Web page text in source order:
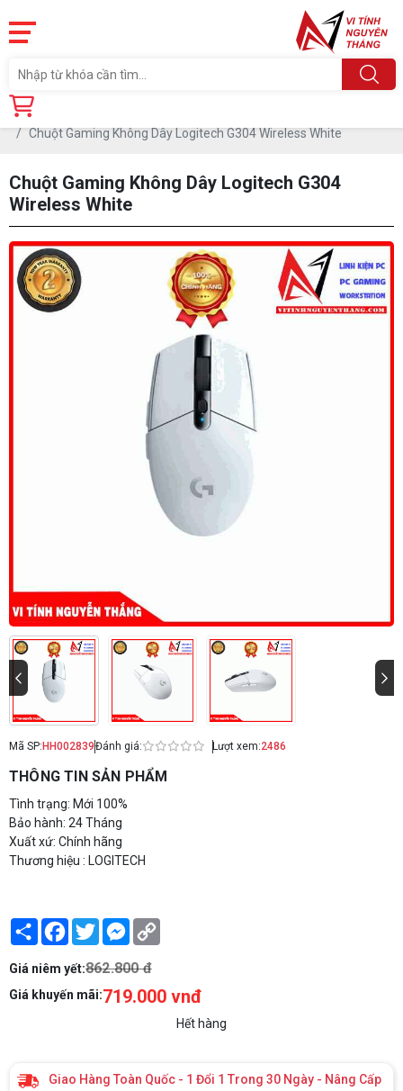
Trang chủ
Chuột Gaming Không Dây Logitech G304 Wireless White
Chuột Gaming Không Dây Logitech G304
Wireless White
Mã SP: HH002839Đánh giá: Lượt xem:2486
THÔNG TIN SẢN PHẨM
Tình trạng: Mới 100%
Bảo hành: 24 Tháng
Xuất xứ: Chính hãng
Thương hiệu : LOGITECH
Share Facebook
TwitterMessenger
Giá niêm yết:862.800 đ
Giá khuyến mãi:719.000 vnđ
Hết hàng
Giao Hàng Toàn Quốc - 1 Đổi 1 Trong 30 Ngày - Nâng Cấp